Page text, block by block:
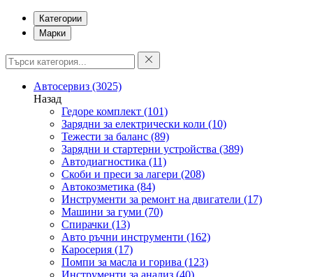
Категории
Марки
Автосервиз (3025)
Назад
Гедоре комплект (101)
Зарядни за електрически коли (10)
Тежести за баланс (89)
Зарядни и стартерни устройства (389)
Автодиагностика (11)
Скоби и преси за лагери (208)
Автокозметика (84)
Инструменти за ремонт на двигатели (17)
Машини за гуми (70)
Спирачки (13)
Авто ръчни инструменти (162)
Каросерия (17)
Помпи за масла и горива (123)
Инструменти за анализ (40)